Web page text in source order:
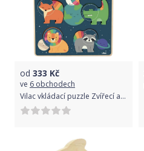
od 333 Kč
ve 6 obchodech
Vilac vkládací puzzle Zvířecí astronauti